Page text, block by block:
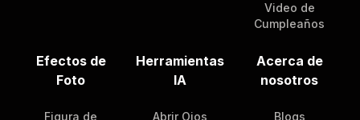
Video de
Cumpleaños
Efectos de
Foto
Figura de
Herramientas
IA
Abrir Ojos
Acerca de
nosotros
Blogs